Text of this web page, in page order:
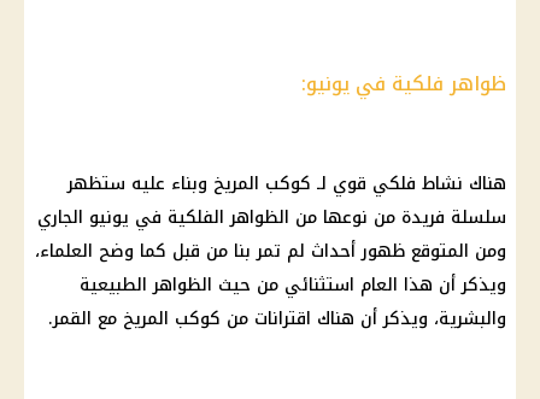
ظواهر فلكية في يونيو:
هناك نشاط فلكي قوي لـ كوكب المريخ وبناء عليه ستظهر
سلسلة فريدة من نوعها من الظواهر الفلكية في يونيو الجاري
ومن المتوقع ظهور أحداث لم تمر بنا من قبل كما وضح العلماء،
ويذكر أن هذا العام استثنائي من حيث الظواهر الطبيعية
والبشرية، ويذكر أن هناك اقترانات من كوكب المريخ مع القمر.